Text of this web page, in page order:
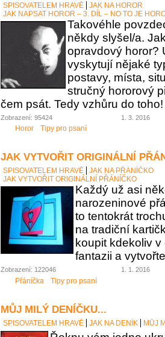
SPISOVATELEM HRAVĚ
JAK NA HOROR
JAK NAPSAT HOROR – 3. DÍL – NO TO JE
Takovéhle
někdy slyšel/a.
opravdový horor?
vyskytují nějaké
postavy, místa,
stručný hororový
čem psát. Tedy vzhůru do toho!
Zobrazení: 95424 1. 3. 2016
Horor Tipy pro psaní
JAK VYTVOŘIT ORIGINÁLNÍ
SPISOVATELEM HRAVĚ
JAK NA PŘÁNÍČKO
JAK VYTVOŘIT ORIGINÁLNÍ PŘÁNÍČKO
Každý už asi
narozeninové
to tentokrát
na tradiční
koupit kdekoliv
fantazii a
Zobrazení: 122046 1. 1. 2016
Přáníčka Tipy pro psaní
MŮJ MILÝ DENÍČKU...
SPISOVATELEM HRAVĚ JAK NA DENÍK MŮJ